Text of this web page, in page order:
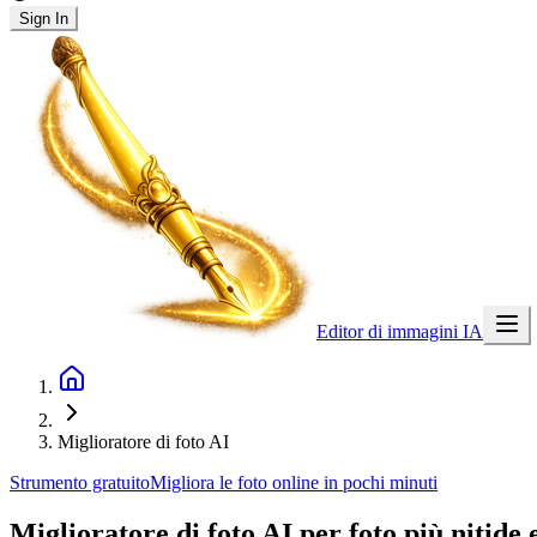
Sign In
Editor di immagini IA
Miglioratore di foto AI
Strumento gratuitoMigliora le foto online in pochi minuti